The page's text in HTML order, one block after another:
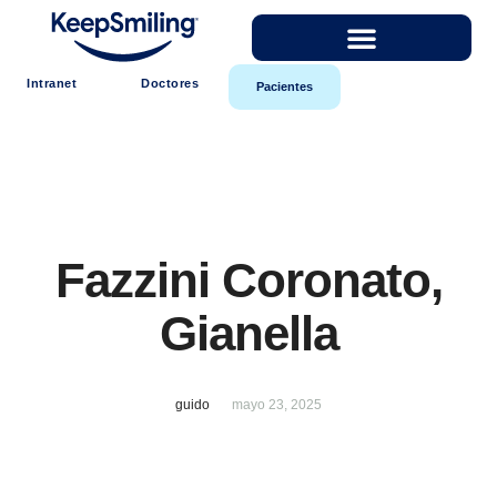
Intranet Doctores Pacientes
Fazzini Coronato,
Gianella
guido mayo 23, 2025